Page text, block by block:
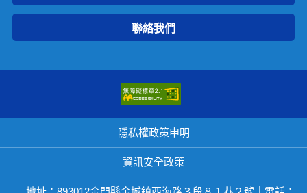
聯絡我們
隱私權政策申明
資訊安全政策